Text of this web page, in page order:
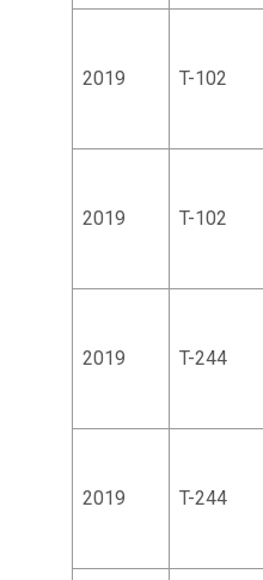
2019 T-102
2019 T-102
2019 T-244
2019 T-244